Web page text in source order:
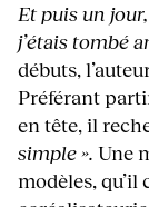
Et puis un
j’étais tombé
débuts,
Préférant
en tête, il
simple ». Une
modèles, qu’il